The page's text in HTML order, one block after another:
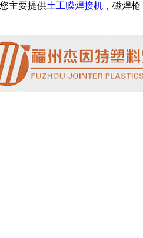
主要提供土工膜焊接机 ，磁焊